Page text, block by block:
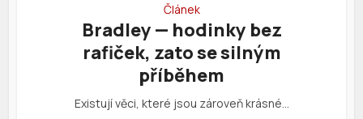
Článek
Bradley — hodinky bez
rafiček, zato se silným
příběhem
Existují věci, které jsou zároveň krásné…